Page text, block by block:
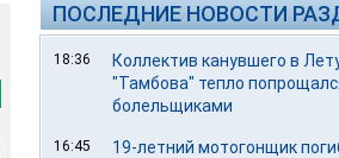
ПОСЛЕДНИЕ НОВОСТИ
18:36
Коллектив канувшего в
"Тамбова" тепло
болельщиками
16:45
19-летний мотогонщик